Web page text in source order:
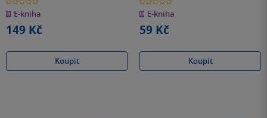
z
5
hvězdiček
E-kniha
149 Kč
Koupit
z
5
hvězdiček
E-kniha
59 Kč
Koupit